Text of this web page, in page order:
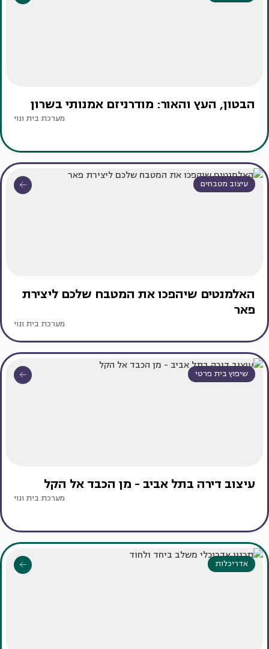
הבטון, העץ והאור: מודרניזם אמנותי בשרון
מערכת בית ונוי
עיצוב מטבחים
האלמנטים שיהפכו את המטבח שלכם ליצירת
פאר
מערכת בית ונוי
שיפוץ בית פרטי
עיצוב דירה בתל אביב - מן הכבד אל הקל
מערכת בית ונוי
אדריכלות